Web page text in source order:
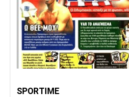
SPORTIME